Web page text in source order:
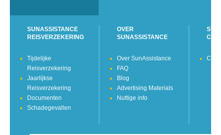
SUNASSISTANCE
REISVERZEKERING
Tijdelijke
Reisverzekering
Jaarlijkse
Reisverzekering
Documenten
Schadegevallen
OVER
SUNASSISTANCE
Over SunAssistance
FAQ
Blog
Advertising Materials
Nuttige info